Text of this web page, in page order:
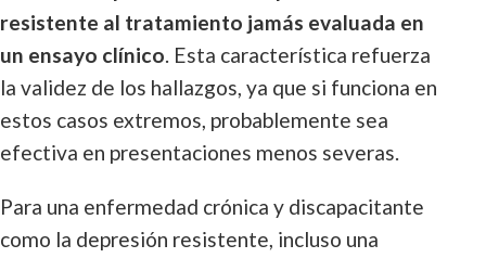
resistente al tratamiento jamás evaluada en
un ensayo clínico. Esta característica refuerza
la validez de los hallazgos, ya que si funciona en
estos casos extremos, probablemente sea
efectiva en presentaciones menos severas.
Para una enfermedad crónica y discapacitante
como la depresión resistente, incluso una